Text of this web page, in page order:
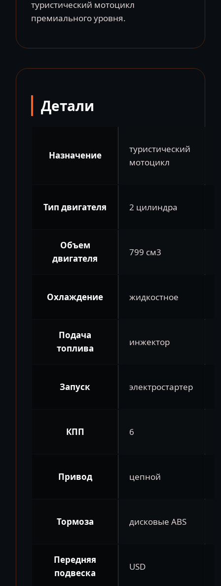
туристический мотоцикл
премиального уровня.
Детали
Назначение
туристический
мотоцикл
Тип двигателя 2 цилиндра
Объем
двигателя
799 см3
Охлаждение жидкостное
Подача
топлива
инжектор
Запуск электростартер
КПП 6
Привод цепной
Тормоза дисковые ABS
Передняя
подвеска
USD